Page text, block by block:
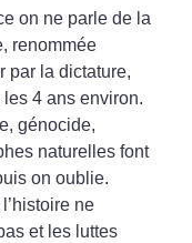
on ne parle de la
renommée
par la dictature,
les 4 ans environ.
génocide,
naturelles font
on oublie.
ne
et les luttes